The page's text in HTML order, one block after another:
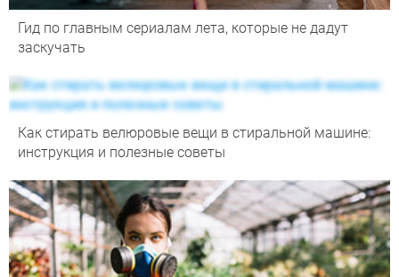
Гид по главным сериалам лета, которые не дадут
заскучать
Как стирать велюровые вещи в стиральной машине:
инструкция и полезные советы